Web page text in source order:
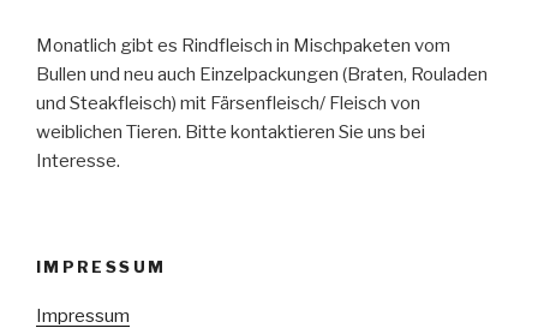
Monatlich gibt es Rindfleisch in Mischpaketen vom
Bullen und neu auch Einzelpackungen (Braten, Rouladen
und Steakfleisch) mit Färsenfleisch/ Fleisch von
weiblichen Tieren. Bitte kontaktieren Sie uns bei
Interesse.
IMPRESSUM
Impressum